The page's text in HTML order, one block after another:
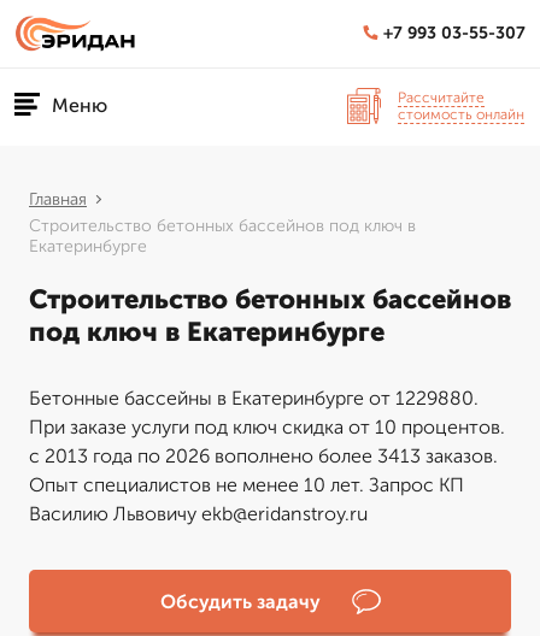
+7 993 03-55-307
Меню
Рассчитайте
стоимость онлайн
Главная
Строительство бетонных бассейнов под ключ в
Екатеринбурге
Строительство бетонных бассейнов
под ключ в Екатеринбурге
Бетонные бассейны в Екатеринбурге от 1229880.
При заказе услуги под ключ скидка от 10 процентов.
с 2013 года по 2026 вополнено более 3413 заказов.
Опыт специалистов не менее 10 лет. Запрос КП
Василию Львовичу ekb@eridanstroy.ru
Обсудить задачу